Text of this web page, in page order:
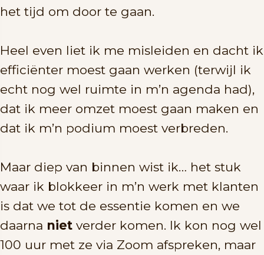
het tijd om door te gaan.
Heel even liet ik me misleiden en dacht ik
efficiënter moest gaan werken (terwijl ik
echt nog wel ruimte in m’n agenda had),
dat ik meer omzet moest gaan maken en
dat ik m’n podium moest verbreden.
Maar diep van binnen wist ik… het stuk
waar ik blokkeer in m’n werk met klanten
is dat we tot de essentie komen en we
daarna niet verder komen. Ik kon nog wel
100 uur met ze via Zoom afspreken, maar